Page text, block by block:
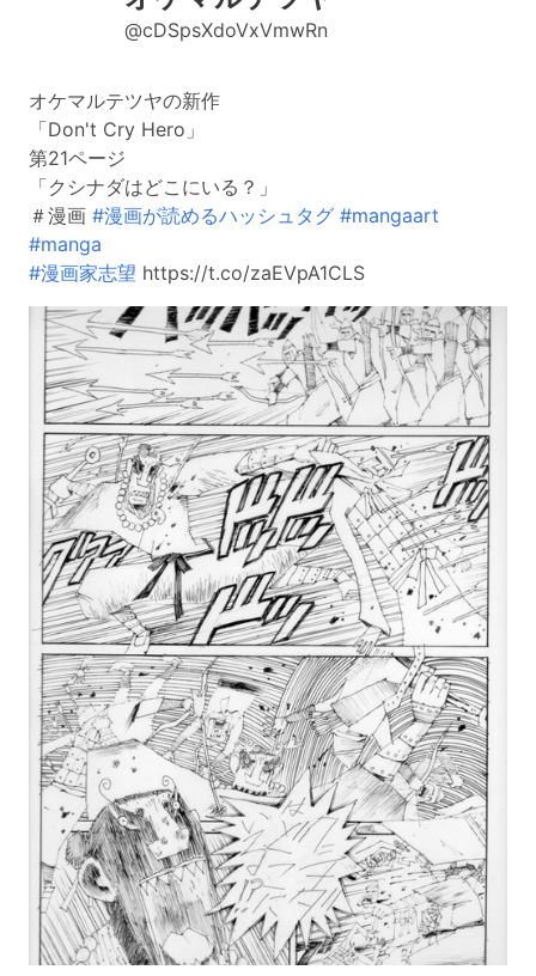
@cDSpsXdoVxVmwRn
オケマルテツヤの新作
「Don't Cry Hero」
第21ページ
「クシナダはどこにいる？」
＃漫画 #漫画が読めるハッシュタグ #mangaart
#manga
#漫画家志望 https://t.co/zaEVpA1CLS